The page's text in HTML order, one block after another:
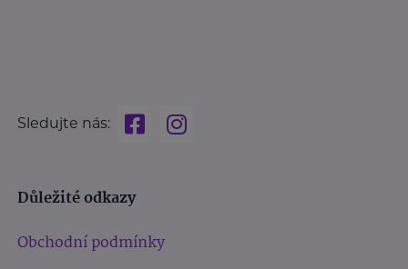
Sledujte nás:
Důležité odkazy
Obchodní podmínky